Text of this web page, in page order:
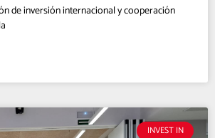
de inversión internacional y cooperación
INVEST IN